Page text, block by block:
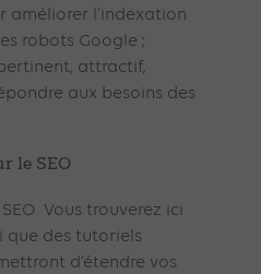
améliorer l’indexation
robots Google ;
attractif,
aux besoins des
le SEO
Vous trouverez ici
que des tutoriels
d’étendre vos